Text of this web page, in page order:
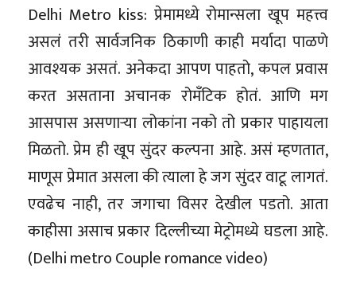
Delhi Metro kiss: प्रेमामध्ये रोमान्सला खूप महत्त्व
असलं तरी सार्वजनिक ठिकाणी काही मर्यादा पाळणे
आवश्यक असतं. अनेकदा आपण पाहतो, कपल प्रवास
करत असताना अचानक रोमँटिक होतं. आणि मग
आसपास असणाऱ्या लोकांना नको तो प्रकार पाहायला
मिळतो. प्रेम ही खूप सुंदर कल्पना आहे. असं म्हणतात,
माणूस प्रेमात असला की त्याला हे जग सुंदर वाटू लागतं.
एवढेच नाही, तर जगाचा विसर देखील पडतो. आता
काहीसा असाच प्रकार दिल्लीच्या मेट्रोमध्ये घडला आहे.
(Delhi metro Couple romance video)